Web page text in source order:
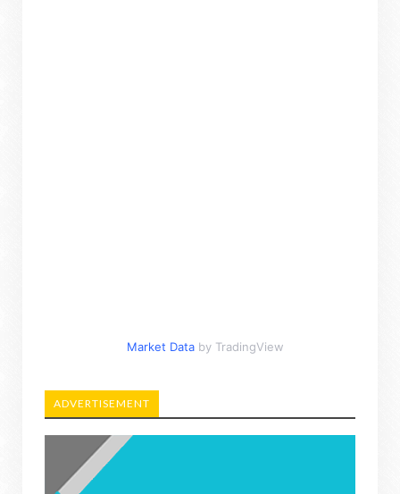
Market Data by TradingView
ADVERTISEMENT